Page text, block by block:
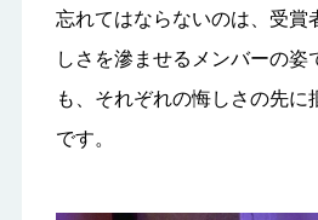
忘れてはならないのは、受賞
しさを滲ませるメンバーの姿
も、それぞれの悔しさの先に
です。